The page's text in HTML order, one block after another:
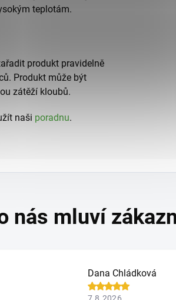
teplotám.
produkt pravidelně
Produkt může být
zátěží kloubů.
naši poradnu.
Dana Chládková